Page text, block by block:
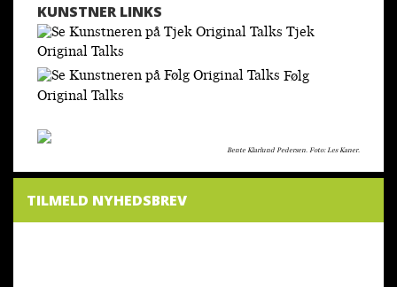
KUNSTNER LINKS
Tjek
Original Talks
Følg
Original Talks
Bente Klarlund Pedersen. Foto: Les Kaner.
TILMELD NYHEDSBREV